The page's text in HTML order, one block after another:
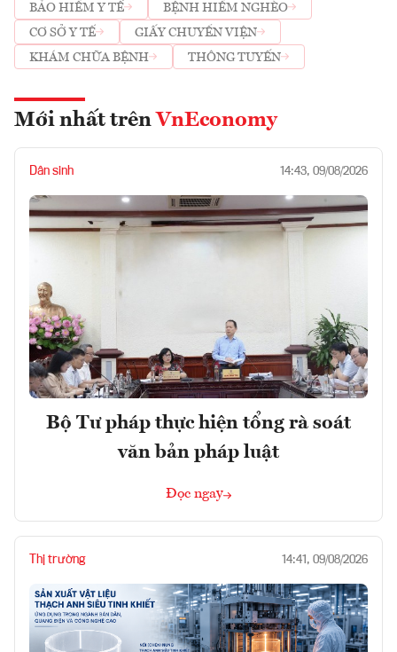
BẢO HIỂM Y TẾ
BỆNH HIỂM NGHÈO
CƠ SỞ Y TẾ
GIẤY CHUYỂN VIỆN
KHÁM CHỮA BỆNH
THÔNG TUYẾN
Mới nhất trên VnEconomy
Dân sinh 14:43, 09/08/2026
Bộ Tư pháp thực hiện tổng rà soát
văn bản pháp luật
Đọc ngay
Thị trường 14:41, 09/08/2026